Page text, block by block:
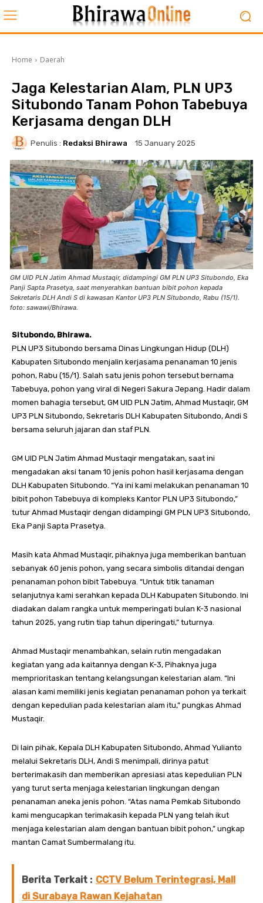
Home Daerah
Jaga Kelestarian Alam, PLN UP3
Situbondo Tanam Pohon Tabebuya
Kerjasama dengan DLH
Penulis : Redaksi Bhirawa 15 January 2025
GM UID PLN Jatim Ahmad Mustaqir, didampingi GM PLN UP3 Situbondo, Eka
Panji Sapta Prasetya, saat menyerahkan bantuan bibit pohon kepada
Sekretaris DLH Andi S di kawasan Kantor UP3 PLN Situbondo, Rabu (15/1).
foto: sawawi/Bhirawa.
Situbondo, Bhirawa.
PLN UP3 Situbondo bersama Dinas Lingkungan Hidup (DLH)
Kabupaten Situbondo menjalin kerjasama penanaman 10 jenis
pohon, Rabu (15/1). Salah satu jenis pohon tersebut bernama
Tabebuya, pohon yang viral di Negeri Sakura Jepang. Hadir dalam
momen bahagia tersebut, GM UID PLN Jatim, Ahmad Mustaqir, GM
UP3 PLN Situbondo, Sekretaris DLH Kabupaten Situbondo, Andi S
bersama seluruh jajaran dan staf PLN.
GM UID PLN Jatim Ahmad Mustaqir mengatakan, saat ini
mengadakan aksi tanam 10 jenis pohon hasil kerjasama dengan
DLH Kabupaten Situbondo. “Ya ini kami melakukan penanaman 10
bibit pohon Tabebuya di kompleks Kantor PLN UP3 Situbondo,”
tutur Ahmad Mustaqir dengan didampingi GM PLN UP3 Situbondo,
Eka Panji Sapta Prasetya.
Masih kata Ahmad Mustaqir, pihaknya juga memberikan bantuan
sebanyak 60 jenis pohon, yang secara simbolis ditandai dengan
penanaman pohon bibit Tabebuya. “Untuk titik tanaman
selanjutnya kami serahkan kepada DLH Kabupaten Situbondo. Ini
diadakan dalam rangka untuk memperingati bulan K-3 nasional
tahun 2025, yang rutin tiap tahun diperingati,” tuturnya.
Ahmad Mustaqir menambahkan, selain rutin mengadakan
kegiatan yang ada kaitannya dengan K-3, Pihaknya juga
memprioritaskan tentang kelangsungan kelestarian alam. “Ini
alasan kami memiliki jenis kegiatan penanaman pohon ya terkait
dengan kepedulian pada kelestarian alam itu,” pungkas Ahmad
Mustaqir.
Di lain pihak, Kepala DLH Kabupaten Situbondo, Ahmad Yulianto
melalui Sekretaris DLH, Andi S menimpali, dirinya patut
berterimakasih dan memberikan apresiasi atas kepedulian PLN
yang turut serta menjaga kelestarian lingkungan dengan
penanaman aneka jenis pohon. “Atas nama Pemkab Situbondo
kami mengucapkan terimakasih kepada PLN yang telah ikut
menjaga kelestarian alam dengan bantuan bibit pohon,” ungkap
mantan Camat Sumbermalang itu.
Berita Terkait : CCTV Belum Terintegrasi, Mall
di Surabaya Rawan Kejahatan